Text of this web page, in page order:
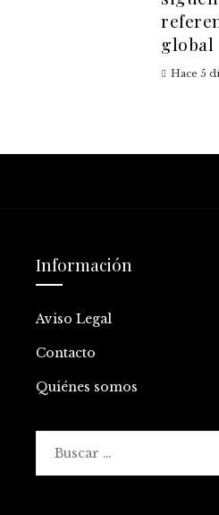
global
Hace 5
Información
Aviso Legal
Contacto
Quiénes somos